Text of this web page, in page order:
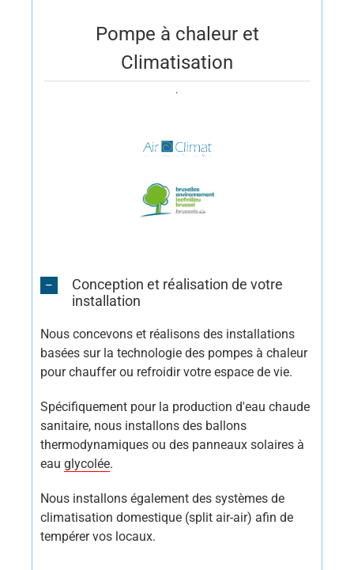
Pompe à chaleur et
Climatisation
.
Conception et réalisation de votre
installation
Nous concevons et réalisons des installations
basées sur la technologie des pompes à chaleur
pour chauffer ou refroidir votre espace de vie.
Spécifiquement pour la production d'eau chaude
sanitaire, nous installons des ballons
thermodynamiques ou des panneaux solaires à
eau glycolée.
Nous installons également des systèmes de
climatisation domestique (split air-air) afin de
tempérer vos locaux.